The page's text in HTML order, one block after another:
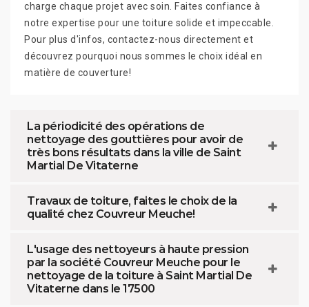
charge chaque projet avec soin. Faites confiance à
notre expertise pour une toiture solide et impeccable.
Pour plus d'infos, contactez-nous directement et
découvrez pourquoi nous sommes le choix idéal en
matière de couverture!
La périodicité des opérations de
nettoyage des gouttières pour avoir de
très bons résultats dans la ville de Saint
Martial De Vitaterne
Travaux de toiture, faites le choix de la
qualité chez Couvreur Meuche!
L'usage des nettoyeurs à haute pression
par la société Couvreur Meuche pour le
nettoyage de la toiture à Saint Martial De
Vitaterne dans le 17500